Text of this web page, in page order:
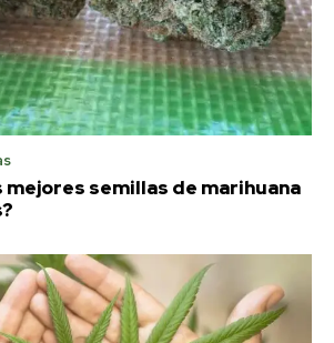
mejores semillas de marihuana